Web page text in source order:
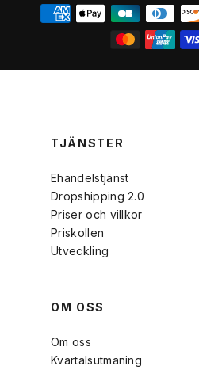
TJÄNSTER
Ehandelstjänst
Dropshipping 2.0
Priser och villkor
Priskollen
Utveckling
OM OSS
Om oss
Kvartalsutmaning